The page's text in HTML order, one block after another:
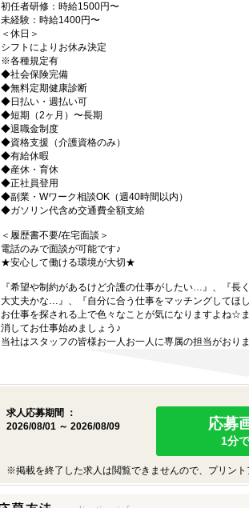
初任者研修：時給1500円〜
未経験：時給1400円〜
＜休日＞
シフトによりお休み決定
※各種規定有
◆社会保険完備
◆無料定期健康診断
◆日払い・週払い可
◆短期（2ヶ月）〜長期
◆退職金制度
◆資格支援（介護資格のみ）
◆有給休暇
◆産休・育休
◆正社員登用
◆副業・Wワーク相談OK（週40時間以内）
◆ガソリン代含め交通費全額支給
＜履歴書不要/在宅面談＞
電話のみで面談が可能です♪
★安心して働ける環境が大切★
『希望や制約があるけど介護の仕事がしたい…』、『
大丈夫かな…』、『自分に合う仕事をマッチングしてほ
お仕事を探される上で色々なことが気になりますよね☆
消してお仕事始めましょう♪
当社はスタッフの皆様お一人お一人に専属の担当がおり
求人応募期間 ：
2026/08/01 ～ 2026/08/09
応募
1分
※掲載を終了した求人は閲覧できませんので、プリント